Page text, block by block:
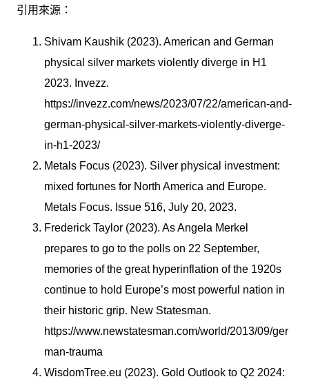
引用來源：
Shivam Kaushik (2023). American and German
physical silver markets violently diverge in H1
2023. Invezz.
https://invezz.com/news/2023/07/22/american-and-
german-physical-silver-markets-violently-diverge-
in-h1-2023/
Metals Focus (2023). Silver physical investment:
mixed fortunes for North America and Europe.
Metals Focus. Issue 516, July 20, 2023.
Frederick Taylor (2023). As Angela Merkel
prepares to go to the polls on 22 September,
memories of the great hyperinflation of the 1920s
continue to hold Europe’s most powerful nation in
their historic grip. New Statesman.
https://www.newstatesman.com/world/2013/09/ger
man-trauma
WisdomTree.eu (2023). Gold Outlook to Q2 2024: